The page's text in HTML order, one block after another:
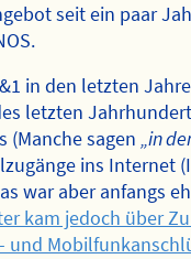
seit ein paar
in den letzten
letzten
(Manche sagen „in
ins Internet
war aber anfangs
kam jedoch über
und